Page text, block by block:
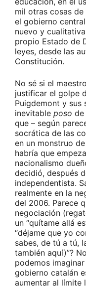
mil otras cosas
el gobierno
nuevo y
propio Estado de
leyes, desde las
Constitución.
No sé si el
justificar el golpe
Puigdemont y
inevitable poso de
que – según
socrática de las
en un monstruo
habría que
nacionalismo
decidió, después
independentista.
realmente en la
del 2006. Parece
negociación
un “quítame allá
“déjame que yo
sabes, de tú a tú,
también aquí)”?
podemos
gobierno catalán
aumentar al límite